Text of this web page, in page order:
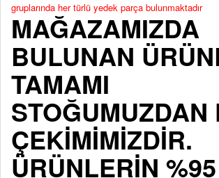
gruplarında her türlü yedek parça bulunmaktadır
MAĞAZAMIZDA
BULUNAN
TAMAMI
STOĞUMUZDAN
ÇEKİMİMİZDİR.
ÜRÜNLERİN